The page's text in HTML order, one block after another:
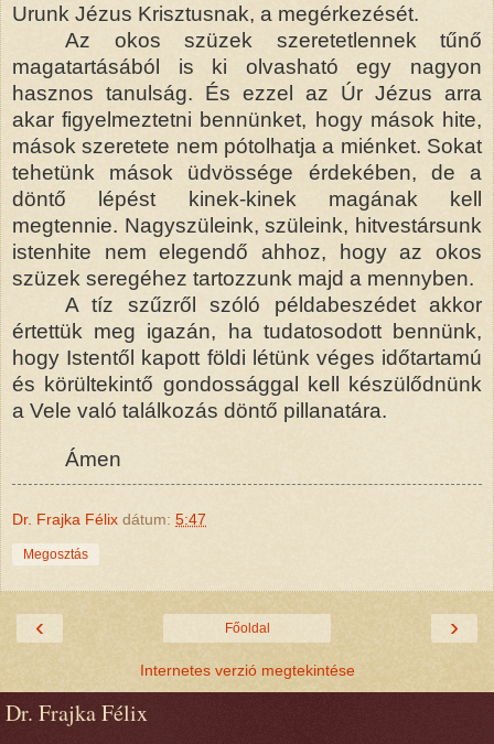
Urunk Jézus Krisztusnak, a megérkezését.
Az okos szüzek szeretetlennek tűnő
magatartásából is ki olvasható egy nagyon
hasznos tanulság. És ezzel az Úr Jézus arra
akar figyelmeztetni bennünket, hogy mások hite,
mások szeretete nem pótolhatja a miénket. Sokat
tehetünk mások üdvössége érdekében, de a
döntő lépést kinek-kinek magának kell
megtennie. Nagyszüleink, szüleink, hitvestársunk
istenhite nem elegendő ahhoz, hogy az okos
szüzek seregéhez tartozzunk majd a mennyben.
A tíz szűzről szóló példabeszédet akkor
értettük meg igazán, ha tudatosodott bennünk,
hogy Istentől kapott földi létünk véges időtartamú
és körültekintő gondossággal kell készülődnünk
a Vele való találkozás döntő pillanatára.
Ámen
Dr. Frajka Félix dátum: 5:47
Megosztás
‹ ›
Főoldal
Internetes verzió megtekintése
Dr. Frajka Félix